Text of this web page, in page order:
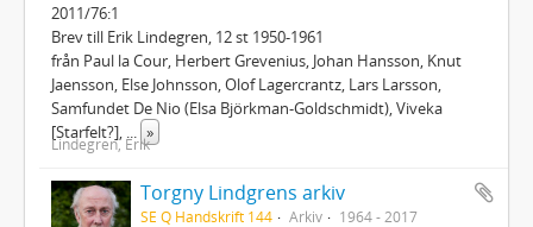
2011/76:1
Brev till Erik Lindegren, 12 st 1950-1961
från Paul la Cour, Herbert Grevenius, Johan Hansson, Knut
Jaensson, Else Johnsson, Olof Lagercrantz, Lars Larsson,
Samfundet De Nio (Elsa Björkman-Goldschmidt), Viveka
[Starfelt?],
»
Lindegren, Erik
Torgny Lindgrens arkiv
SE Q Handskrift 144 Arkiv 1964 - 2017